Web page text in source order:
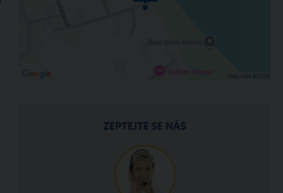
ZEPTEJTE SE NÁS